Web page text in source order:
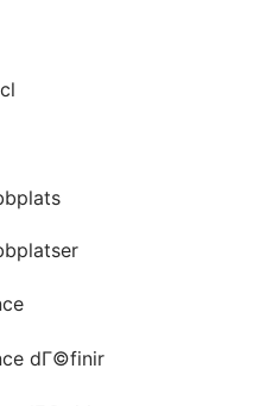
dГ©finir